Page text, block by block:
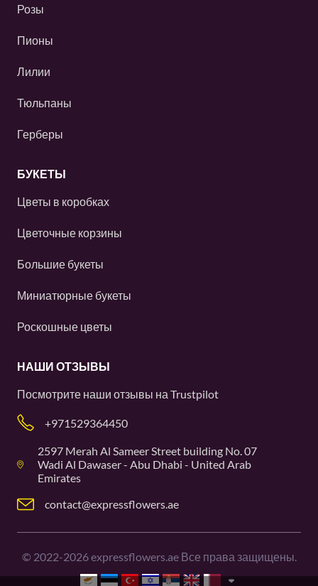
Розы
Пионы
Лилии
Тюльпаны
Герберы
БУКЕТЫ
Цветы в коробках
Цветочные корзины
Большие букеты
Миниатюрные букеты
Роскошные цветы
НАШИ ОТЗЫВЫ
Посмотрите наши отзывы на Trustpilot
+971529364450
2597 Merah Al Sameer Street building No. 07
Wadi Al Dawaser - Abu Dhabi - United Arab
Emirates
contact@expressflowers.ae
© 2022-2026expressflowers.ae Все права защищены.